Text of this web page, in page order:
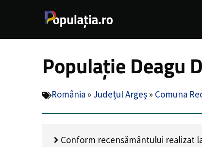
Populație Deagu
România » Județul Argeș » Comuna
Conform recensământului realizat